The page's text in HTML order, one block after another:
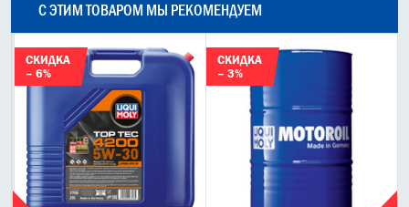
С ЭТИМ ТОВАРОМ МЫ РЕКОМЕНДУЕМ
СКИДКА
– 6%
СКИДКА
– 3%